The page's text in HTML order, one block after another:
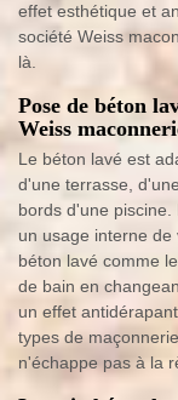
effet esthétique et
société Weiss
là.
Pose de béton
Weiss
Le béton lavé est
d'une terrasse,
bords d'une
un usage interne
béton lavé comme
de bain en
un effet
types de
n'échappe pas à la